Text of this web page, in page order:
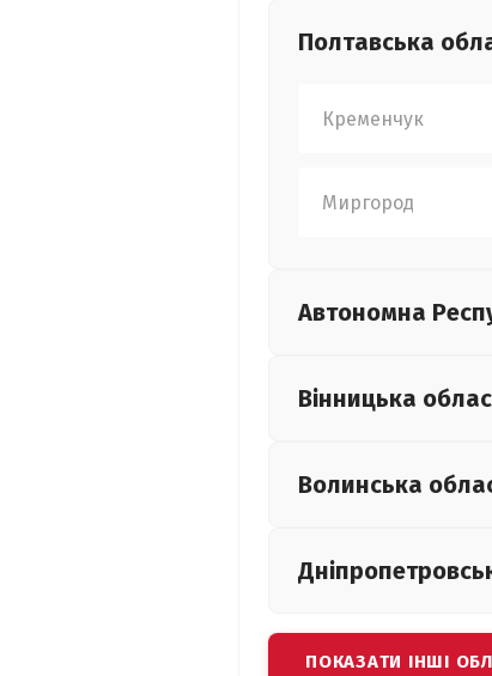
Полтавська
Кременчук
Миргород
Автономна
Вінницька
Волинська
ПОКАЗАТИ ІНШІ